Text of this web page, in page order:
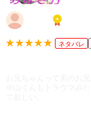
ネタバレ